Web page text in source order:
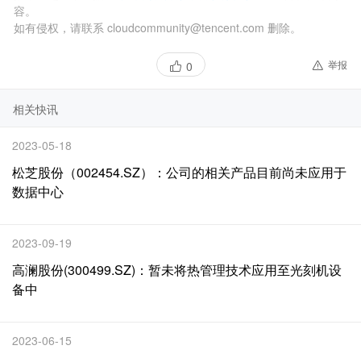
容。
如有侵权，请联系 cloudcommunity@tencent.com 删除。
0 举报
相关快讯
2023-05-18
松芝股份（002454.SZ）：公司的相关产品目前尚未应用于
数据中心
2023-09-19
高澜股份(300499.SZ)：暂未将热管理技术应用至光刻机设
备中
2023-06-15